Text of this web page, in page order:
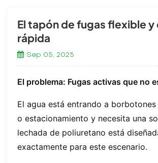
El tapón de fugas flexible
rápida
Sep 05, 2025
El problema: Fugas activas que no
El agua está entrando a
o estacionamiento y necesita una
lechada de poliuretano está
exactamente para este escenario.